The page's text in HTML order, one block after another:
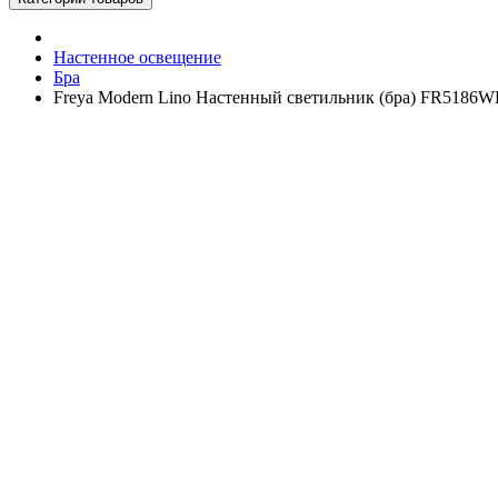
Настенное освещение
Бра
Freya Modern Lino Настенный светильник (бра)